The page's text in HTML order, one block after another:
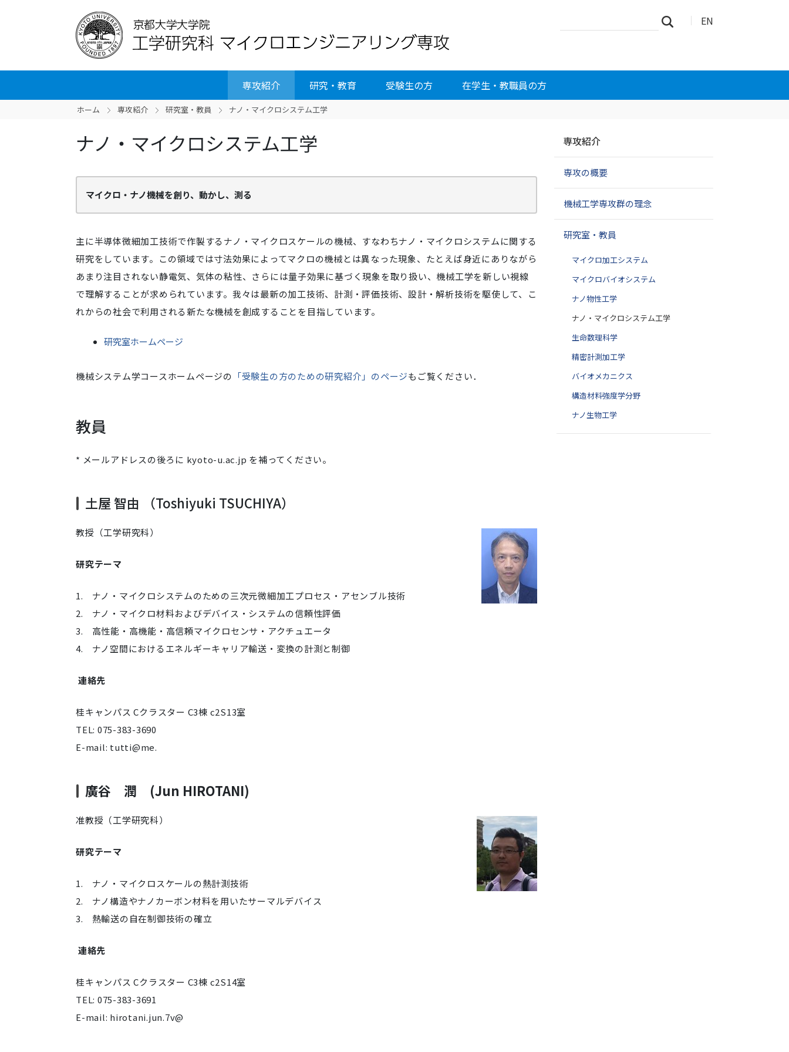
EN
専攻紹介 研究・教育 受験生の方 在学生・教職員の方
イ
細
ホーム 専攻紹介 研究室・教員 ナノ・マイクロシステム工学
ナノ・マイクロシステム工学
マイクロ・ナノ機械を創り、動かし、測る
主に半導体微細加工技術で作製するナノ・マイクロスケールの機械、すなわちナノ・マイクロシステムに関する
研究をしています。この領域では寸法効果によってマクロの機械とは異なった現象、たとえば身近にありながら
あまり注目されない静電気、気体の粘性、さらには量子効果に基づく現象を取り扱い、機械工学を新しい視線
で理解することが求められています。我々は最新の加工技術、計測・評価技術、設計・解析技術を駆使して、こ
れからの社会で利用される新たな機械を創成することを目指しています。
研究室ホームページ
機械システム学コースホームページの 「受験生の方のための研究紹介」のページもご覧ください．
教員
* メールアドレスの後ろに kyoto-u.ac.jp を補ってください。
土屋 智由 （Toshiyuki TSUCHIYA）
教授（工学研究科）
研究テーマ
1. ナノ・マイクロシステムのための三次元微細加工プロセス・アセンブル技術
2. ナノ・マイクロ材料およびデバイス・システムの信頼性評価
3. 高性能・高機能・高信頼マイクロセンサ・アクチュエータ
4. ナノ空間におけるエネルギーキャリア輸送・変換の計測と制御
連絡先
桂キャンパス Cクラスター C3棟 c2S13室
TEL: 075-383-3690
E-mail: tutti@me.
廣谷 潤 (Jun HIROTANI)
准教授（工学研究科）
研究テーマ
1. ナノ・マイクロスケールの熱計測技術
2. ナノ構造やナノカーボン材料を用いたサーマルデバイス
3. 熱輸送の自在制御技術の確立
連絡先
桂キャンパス Cクラスター C3棟 c2S14室
TEL: 075-383-3691
E-mail: hirotani.jun.7v@
ゲ
シ
ン
専攻紹介
専攻の概要
機械工学専攻群の理念
研究室・教員
マイクロ加工システム
マイクロバイオシステム
ナノ物性工学
ナノ・マイクロシステム工学
生命数理科学
精密計測加工学
バイオメカニクス
構造材料強度学分野
ナノ生物工学